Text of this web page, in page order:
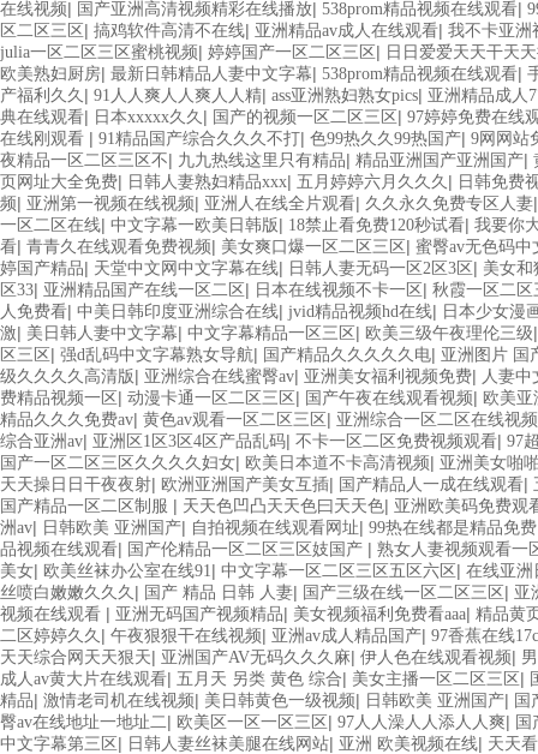
在线视频| 国产亚洲高清视频精彩在线播放| 538prom精品视频在线观看|
区二区三区 | 搞鸡软件高清不在线| 亚洲精品av成人在线观看| 我不卡亚洲
julia一区二区三区蜜桃视频| 婷婷国产一区二区三区 | 日日爱爱天天干天
欧美熟妇厨房| 最新日韩精品人妻中文字幕| 538prom精品视频在线观看|
产福利久久 | 91人人爽人人爽人人精| ass亚洲熟妇熟女pics| 亚洲精品成人
典在线观看| 日本xxxxx久久 | 国产的视频一区二区三区 | 97婷婷免费在线
在线刚观看 | 91精品国产综合久久久不打| 色99热久久99热国产| 9网网站
夜精品一区二区三区不| 九九热线这里只有精品| 精品亚洲国产亚洲国产|
页网址大全免费| 日韩人妻熟妇精品xxx| 五月婷婷六月久久久 | 日韩免费
频| 亚洲第一视频在线视频| 亚洲人在线全片观看| 久久永久免费专区人妻
一区二区在线| 中文字幕一欧美日韩版 | 18禁止看免费120秒试看| 我要你
看| 青青久在线观看免费视频| 美女爽口爆一区二区三区 | 蜜臀av无色码中
婷国产精品| 天堂中文网中文字幕在线| 日韩人妻无码一区2区3区 | 美女和
区33| 亚洲精品国产在线一区二区 | 日本在线视频不卡一区 | 秋霞一区二区
人免费看| 中美日韩印度亚洲综合在线| jvid精品视频hd在线| 日本少女漫
激| 美日韩人妻中文字幕| 中文字幕精品一区三区 | 欧美三级午夜理伦三级
区三区 | 强d乱码中文字幕熟女导航| 国产精品久久久久久电| 亚洲图片 国
级久久久久高清版 | 亚洲综合在线蜜臀av| 亚洲美女福利视频免费| 人妻中
费精品视频一区 | 动漫卡通一区二区三区 | 国产午夜在线观看视频| 欧美
精品久久久免费av| 黄色av观看一区二区三区 | 亚洲综合一区二区在线视频
综合亚洲av| 亚洲区1区3区4区产品乱码| 不卡一区二区免费视频观看| 97
国产一区二区三区久久久久妇女| 欧美日本道不卡高清视频| 亚洲美女啪
天天操日日干夜夜射| 欧洲亚洲国产美女互插| 国产精品人一成在线观看|
国产精品一区二区制服 | 天天色凹凸天天色曰天天色| 亚洲欧美码免费观
洲av| 日韩欧美 亚洲国产| 自拍视频在线观看网址| 99热在线都是精品免费
品视频在线观看| 国产伦精品一区二区三区妓国产 | 熟女人妻视频观看一
美女| 欧美丝袜办公室在线91| 中文字幕一区二区三区五区六区 | 在线亚洲
丝喷白嫩嫩久久久 | 国产 精品 日韩 人妻| 国产三级在线一区二区三区 | 亚
视频在线观看 | 亚洲无码国产视频精品| 美女视频福利免费看aaa| 精品黄
二区婷婷久久 | 午夜狠狠干在线视频| 亚洲av成人精品国产| 97香蕉在线17c
天天综合网天天狠天| 亚洲国产AV无码久久久麻| 伊人色在线观看视频|
成人av黄大片在线观看| 五月天 另类 黄色 综合| 美女主播一区二区三区 |
精品| 激情老司机在线视频| 美日韩黄色一级视频| 日韩欧美 亚洲国产| 国
臀av在线地址一地址二| 欧美区一区一区三区 | 97人人澡人人添人人爽|
中文字幕第三区 | 日韩人妻丝袜美腿在线网站| 亚洲 欧美视频在线| 天天